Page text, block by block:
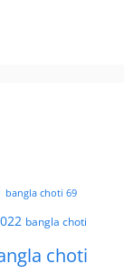
bangla choti 69
bangla choti
choti